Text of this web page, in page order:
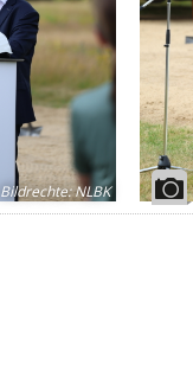
Bildrechte:NLBK